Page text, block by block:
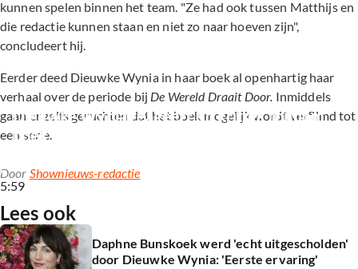
kunnen spelen binnen het team. "Ze had ook tussen Matthijs en
die redactie kunnen staan en niet zo naar hoeven zijn",
concludeert hij.
Eerder deed Dieuwke Wynia in haar boek al openhartig haar
verhaal over de periode bij De Wereld Draait Door. Inmiddels
gaan er zelfs geruchten dat het boek mogelijk wordt verfilmd tot
een serie.
5:59
Dieuwke Wynia reageert op kritiek rondom
boek over DWDD
Door Shownieuws-redactie
Lees ook
Daphne Bunskoek werd 'echt uitgescholden'
door Dieuwke Wynia: 'Eerste ervaring'